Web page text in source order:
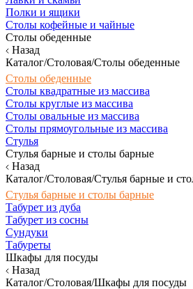
Полки и ящики
Столы кофейные и чайные
Столы обеденные
Назад
Каталог/Столовая/Столы обеденные
Столы обеденные
Столы квадратные из массива
Столы круглые из массива
Столы овальные из массива
Столы прямоугольные из массива
Стулья
Стулья барные и столы барные
Назад
Каталог/Столовая/Стулья барные и
Стулья барные и столы барные
Табурет из дуба
Табурет из сосны
Сундуки
Табуреты
Шкафы для посуды
Назад
Каталог/Столовая/Шкафы для посуды